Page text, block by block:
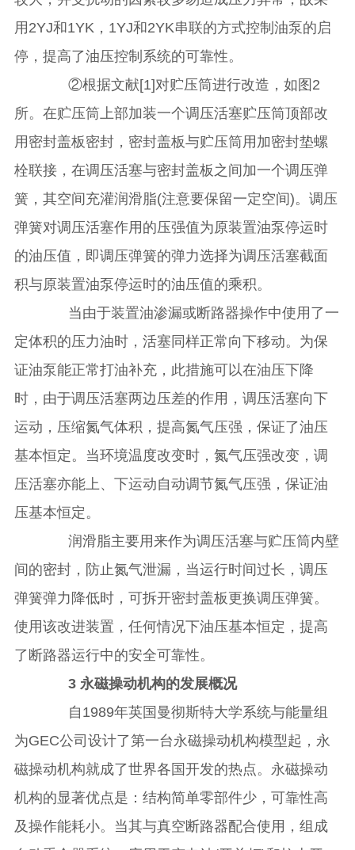
用2YJ和1YK，1YJ和2YK串联的方式控制油泵的启
停，提高了油压控制系统的可靠性。
②根据文献[1]对贮压筒进行改造，如图2
所。在贮压筒上部加装一个调压活塞贮压筒顶部改
用密封盖板密封，密封盖板与贮压筒用加密封垫螺
栓联接，在调压活塞与密封盖板之间加一个调压弹
簧，其空间充灌润滑脂(注意要保留一定空间)。调压
弹簧对调压活塞作用的压强值为原装置油泵停运时
的油压值，即调压弹簧的弹力选择为调压活塞截面
积与原装置油泵停运时的油压值的乘积。
当由于装置油渗漏或断路器操作中使用了一
定体积的压力油时，活塞同样正常向下移动。为保
证油泵能正常打油补充，此措施可以在油压下降
时，由于调压活塞两边压差的作用，调压活塞向下
运动，压缩氮气体积，提高氮气压强，保证了油压
基本恒定。当环境温度改变时，氮气压强改变，调
压活塞亦能上、下运动自动调节氮气压强，保证油
压基本恒定。
润滑脂主要用来作为调压活塞与贮压筒内壁
间的密封，防止氮气泄漏，当运行时间过长，调压
弹簧弹力降低时，可拆开密封盖板更换调压弹簧。
使用该改进装置，任何情况下油压基本恒定，提高
了断路器运行中的安全可靠性。
3 永磁操动机构的发展概况
自1989年英国曼彻斯特大学系统与能量组
为GEC公司设计了第一台永磁操动机构模型起，永
磁操动机构就成了世界各国开发的热点。永磁操动
机构的显著优点是：结构简单零部件少，可靠性高
及操作能耗小。当其与真空断路器配合使用，组成